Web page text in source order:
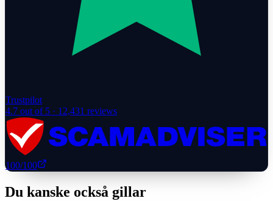
Trustpilot
4.7 out of 5 · 12,431 reviews
100/100
Du kanske också gillar